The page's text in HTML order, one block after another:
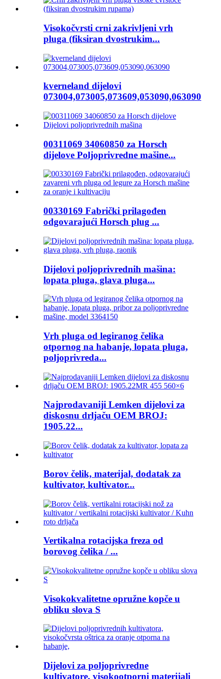
Visokočvrsti crni zakrivljeni vrh
pluga (fiksiran dvostrukim...
kverneland dijelovi
073004,073005,073609,053090,063090
00311069 34060850 za Horsch
dijelove Poljoprivredne mašine...
00330169 Fabrički prilagođen
odgovarajući Horsch plug ...
Dijelovi poljoprivrednih mašina:
lopata pluga, glava pluga...
Vrh pluga od legiranog čelika
otpornog na habanje, lopata pluga,
poljoprivreda...
Najprodavaniji Lemken dijelovi za
diskosnu drljaču OEM BROJ:
1905.22...
Borov čelik, materijal, dodatak za
kultivator, kultivator...
Vertikalna rotacijska freza od
borovog čelika / ...
Visokokvalitetne opružne kopče u
obliku slova S
Dijelovi za poljoprivredne
kultivatore, visokootporni materijali